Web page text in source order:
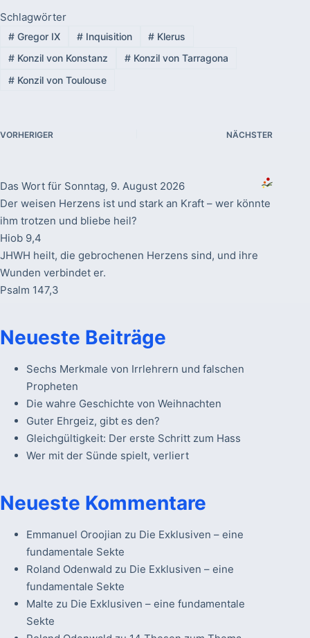
Schlagwörter
#Gregor IX #Inquisition # Klerus
#Konzil von Konstanz #Konzil von Tarragona
#Konzil von Toulouse
VORHERIGER NÄCHSTER
Das Wort für Sonntag, 9. August 2026
Der weisen Herzens ist und stark an Kraft – wer könnte
ihm trotzen und bliebe heil?
Hiob 9,4
JHWH heilt, die gebrochenen Herzens sind, und ihre
Wunden verbindet er.
Psalm 147,3
Neueste Beiträge
Sechs Merkmale von Irrlehrern und falschen
Propheten
Die wahre Geschichte von Weihnachten
Guter Ehrgeiz, gibt es den?
Gleichgültigkeit: Der erste Schritt zum Hass
Wer mit der Sünde spielt, verliert
Neueste Kommentare
Emmanuel Oroojian zu Die Exklusiven – eine
fundamentale Sekte
Roland Odenwald zu Die Exklusiven – eine
fundamentale Sekte
Malte zu Die Exklusiven – eine fundamentale
Sekte